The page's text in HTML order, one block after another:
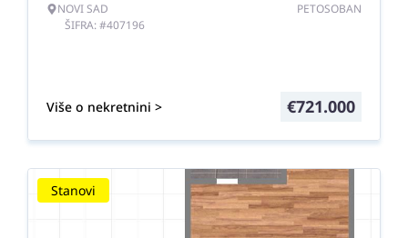
NOVI SAD
ŠIFRA: #407196
PETOSOBAN
Više o nekretnini > €721.000
Stanovi